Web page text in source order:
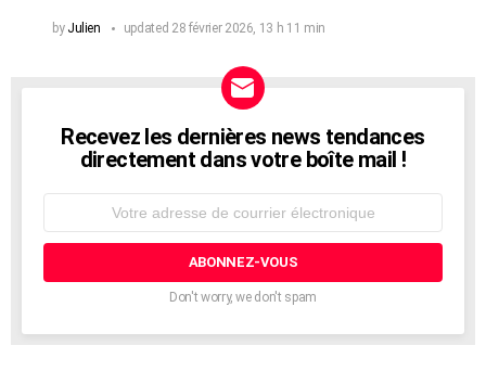
by Julien updated 28 février 2026, 13 h 11 min
NEWSLETTER
Recevez les dernières news tendances
directement dans votre boîte mail !
courrier
Don't worry, we don't spam